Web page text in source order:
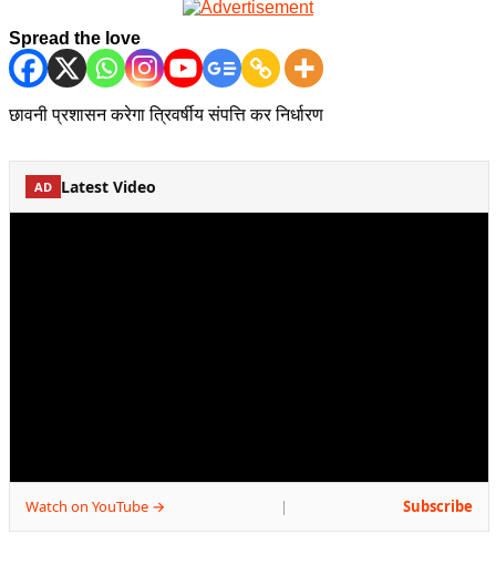
Spread the love
छावनी प्रशासन करेगा त्रिवर्षीय संपत्ति कर निर्धारण
AD Latest Video
Watch on YouTube → | Subscribe